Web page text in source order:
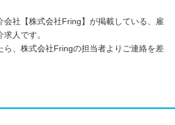
社【株式会社Fring】が掲載している、雇
人です。
ら、株式会社Fringの担当者よりご連絡を差